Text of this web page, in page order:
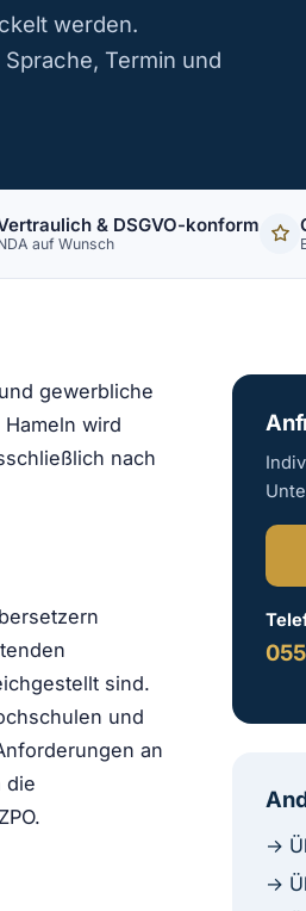
werden.
Termin und
& DSGVO-konform
auf Wunsch
gewerbliche
wird
nach
sind.
und
an
die
→
→